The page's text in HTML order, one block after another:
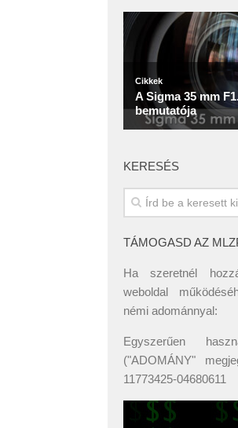
KERESÉS
TÁMOGASD AZ
Ha szeretnél
weboldal
némi adománnyal:
Egyszerűen
("ADOMÁNY"
11773425-04680611